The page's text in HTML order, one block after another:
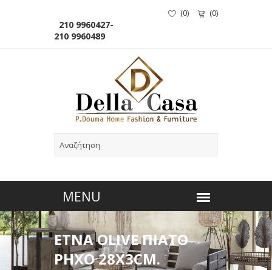
210 9960427-
210 9960489
(0) (0)
ETNA OLIVE ΠΙΑΤΟ
ΡΗΧΟ 28X3CM.